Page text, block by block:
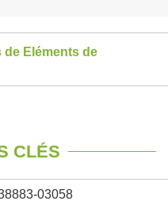
Eléments de
CLÉS
03058